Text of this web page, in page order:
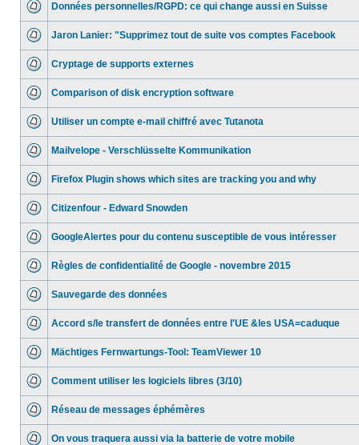
Données personnelles/RGPD: ce qui change aussi en Suisse
Jaron Lanier: "Supprimez tout de suite vos comptes Facebook
Cryptage de supports externes
Comparison of disk encryption software
Utiliser un compte e-mail chiffré avec Tutanota
Mailvelope - Verschlüsselte Kommunikation
Firefox Plugin shows which sites are tracking you and why
Citizenfour - Edward Snowden
GoogleAlertes pour du contenu susceptible de vous intéresser
Règles de confidentialité de Google - novembre 2015
Sauvegarde des données
Accord s/le transfert de données entre l'UE &les USA=caduque
Mächtiges Fernwartungs-Tool: TeamViewer 10
Comment utiliser les logiciels libres (3/10)
Réseau de messages éphémères
On vous traquera aussi via la batterie de votre mobile